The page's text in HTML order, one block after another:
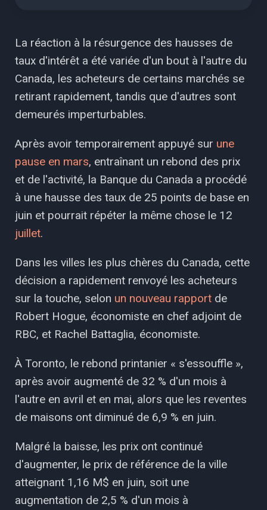
La réaction à la résurgence des hausses de
taux d'intérêt a été variée d'un bout à l'autre du
Canada, les acheteurs de certains marchés se
retirant rapidement, tandis que d'autres sont
demeurés imperturbables.
Après avoir temporairement appuyé sur une
pause en mars, entraînant un rebond des prix
et de l'activité, la Banque du Canada a procédé
à une hausse des taux de 25 points de base en
juin et pourrait répéter la même chose le 12
juillet.
Dans les villes les plus chères du Canada, cette
décision a rapidement renvoyé les acheteurs
sur la touche, selon un nouveau rapport de
Robert Hogue, économiste en chef adjoint de
RBC, et Rachel Battaglia, économiste.
À Toronto, le rebond printanier « s'essouffle »,
après avoir augmenté de 32 % d'un mois à
l'autre en avril et en mai, alors que les reventes
de maisons ont diminué de 6,9 ​​% en juin.
Malgré la baisse, les prix ont continué
d'augmenter, le prix de référence de la ville
atteignant 1,16 M$ en juin, soit une
augmentation de 2,5 % d'un mois à